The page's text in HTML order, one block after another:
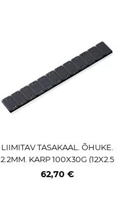
LIIMITAV TASAKAAL. ÕHUKE.
2.2MM. KARP 100X30G (12X2.5
G) FE. MUST. SPEEDLINER TE
62,70 €